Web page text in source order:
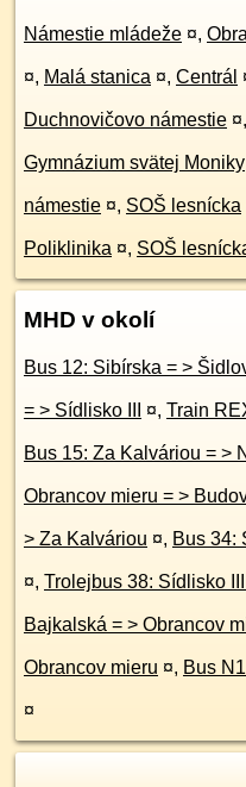
Námestie mládeže ¤,
¤, Malá stanica ¤, Centrál
Duchnovičovo námestie ¤,
Gymnázium svätej Moniky
námestie ¤, SOŠ lesnícka
Poliklinika ¤, SOŠ
MHD v okolí
Bus 12: Sibírska
= > Sídlisko III ¤,
Obrancov
> Za Kalváriou ¤,
¤,
Bajkalská = >
Obrancov mieru ¤,
¤